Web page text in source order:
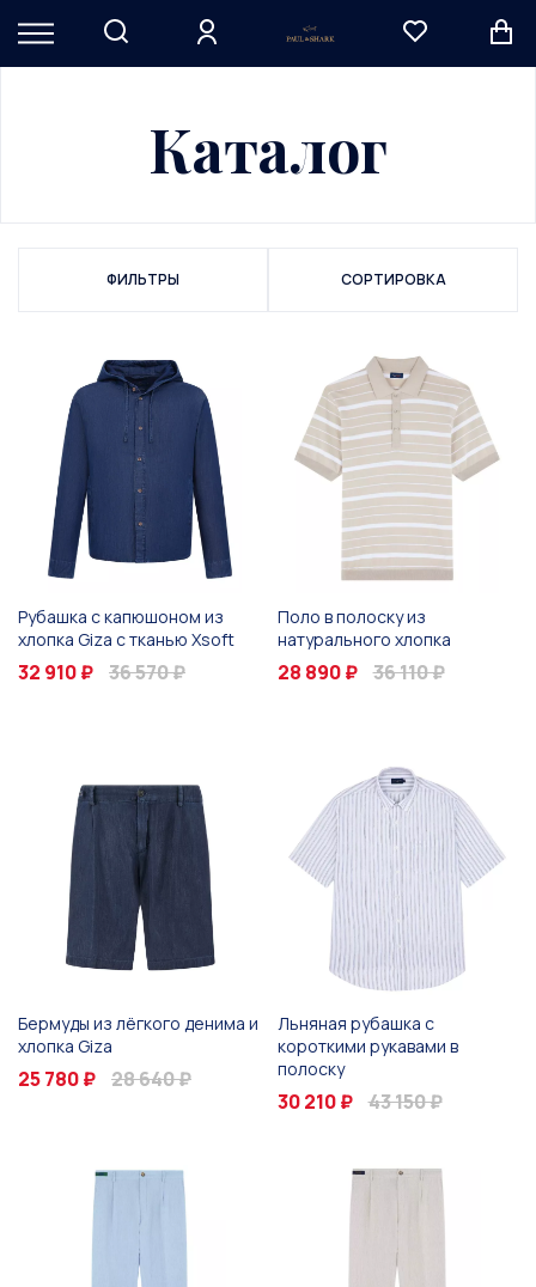
Каталог
ФИЛЬТРЫ СОРТИРОВКА
Рубашка с капюшоном из
хлопка Giza с тканью Xsoft
32 910 ₽ 36 570 ₽
Поло в полоску из
натурального хлопка
28 890 ₽ 36 110 ₽
Бермуды из лёгкого денима и
хлопка Giza
25 780 ₽ 28 640 ₽
Льняная рубашка с
короткими рукавами в
полоску
30 210 ₽ 43 150 ₽